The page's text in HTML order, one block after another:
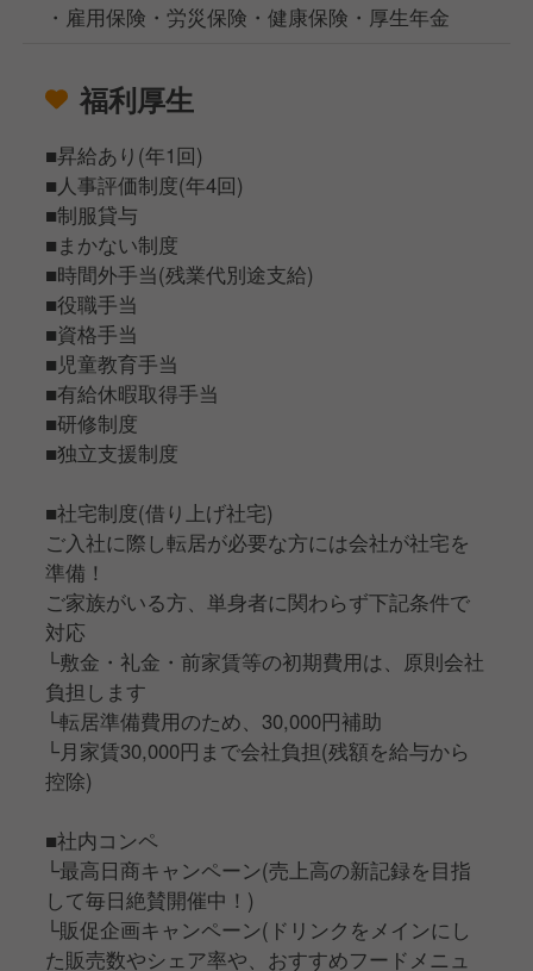
・雇用保険・労災保険・健康保険・厚生年金
福利厚生
■昇給あり(年1回)
■人事評価制度(年4回)
■制服貸与
■まかない制度
■時間外手当(残業代別途支給)
■役職手当
■資格手当
■児童教育手当
■有給休暇取得手当
■研修制度
■独立支援制度
■社宅制度(借り上げ社宅)
ご入社に際し転居が必要な方には会社が社宅を
準備！
ご家族がいる方、単身者に関わらず下記条件で
対応
└敷金・礼金・前家賃等の初期費用は、原則会社
負担します
└転居準備費用のため、30,000円補助
└月家賃30,000円まで会社負担(残額を給与から
控除)
■社内コンペ
└最高日商キャンペーン(売上高の新記録を目指
して毎日絶賛開催中！)
└販促企画キャンペーン(ドリンクをメインにし
た販売数やシェア率や、おすすめフードメニュ